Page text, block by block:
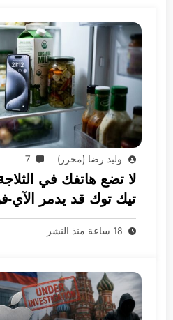
وليد رضا (محرر) 7
لا تضع هاتفك في
تيك توك قد يدمر الآي-
18 ساعة منذ النشر